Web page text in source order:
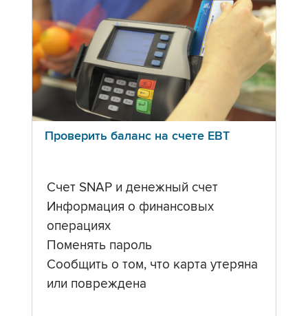
Проверить баланс на счете ЕВТ
Счет SNAP и денежный счет
Информация о финансовых
операциях
Поменять пароль
Сообщить о том, что карта утеряна
или повреждена